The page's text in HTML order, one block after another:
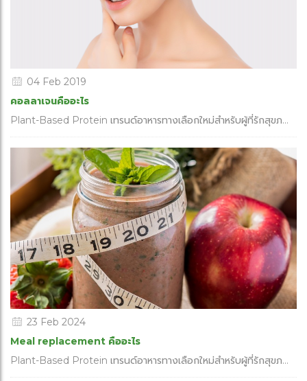
04 Feb 2019
คอลลาเจนคืออะไร
Plant-Based Protein เทรนด์อาหารทางเลือกใหม่สำหรับผู้ที่รักสุขภ...
23 Feb 2024
Meal replacement คืออะไร
Plant-Based Protein เทรนด์อาหารทางเลือกใหม่สำหรับผู้ที่รักสุขภ...